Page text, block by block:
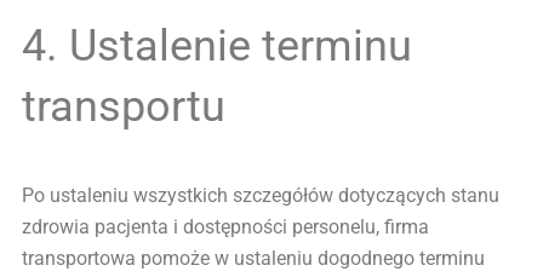
4. Ustalenie terminu
transportu
Po ustaleniu wszystkich szczegółów dotyczących stanu
zdrowia pacjenta i dostępności personelu, firma
transportowa pomoże w ustaleniu dogodnego terminu